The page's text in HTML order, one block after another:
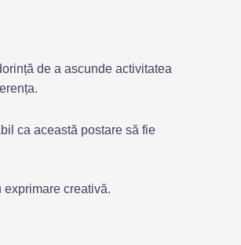
de a ascunde activitatea
ca această postare să fie
creativă.